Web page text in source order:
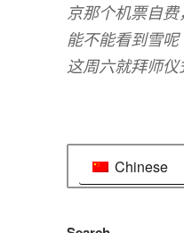
京那个机票自
能不能看到雪呢
这周六就拜师仪
Chinese